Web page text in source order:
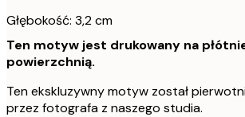
Głębokość: 3,2 cm
Ten motyw jest drukowany na
powierzchnią.
Ten ekskluzywny motyw został
przez fotografa z naszego studia.